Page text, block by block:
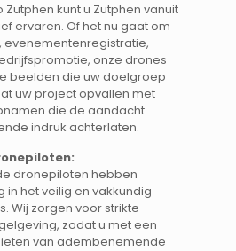
Zutphen kunt u Zutphen vanuit
ervaren. Of het nu gaat om
onze drones
beelden die uw doelgroep
uw project opvallen met
die de aandacht
indruk achterlaten.
dronepiloten hebben
het veilig en vakkundig
Wij zorgen voor strikte
zodat u met een
van adembenemende